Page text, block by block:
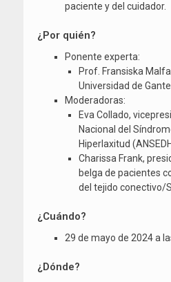
paciente y del cuidador.
¿Por quién?
Ponente experta:
Prof. Fransiska
Universidad de Gante
Moderadoras:
Eva Collado,
Nacional del
Hiperlaxitud
Charissa Frank,
belga de pacientes
del tejido conectivo/
¿Cuándo?
29 de mayo de 2024 a
¿Dónde?